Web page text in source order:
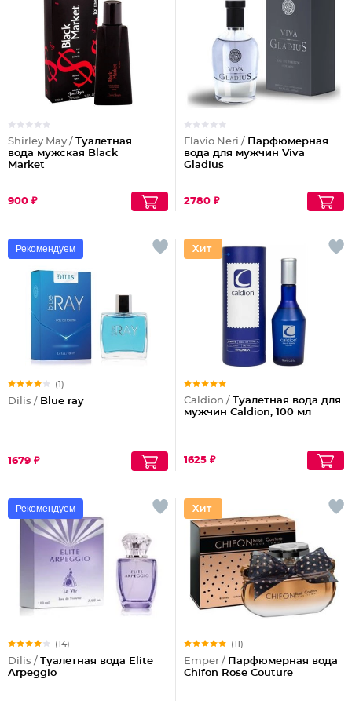
Shirley May / Туалетная
вода мужская Black
Market
900 ₽
Flavio Neri / Парфюмерная
вода для мужчин Viva
Gladius
2780 ₽
Рекомендуем
(1)
Dilis / Blue ray
1679 ₽
Caldion / Туалетная вода для
мужчин Caldion, 100 мл
1625 ₽
Рекомендуем
(14)
Dilis / Туалетная вода Elite
Arpeggio
(11)
Emper / Парфюмерная вода
Chifon Rose Couture